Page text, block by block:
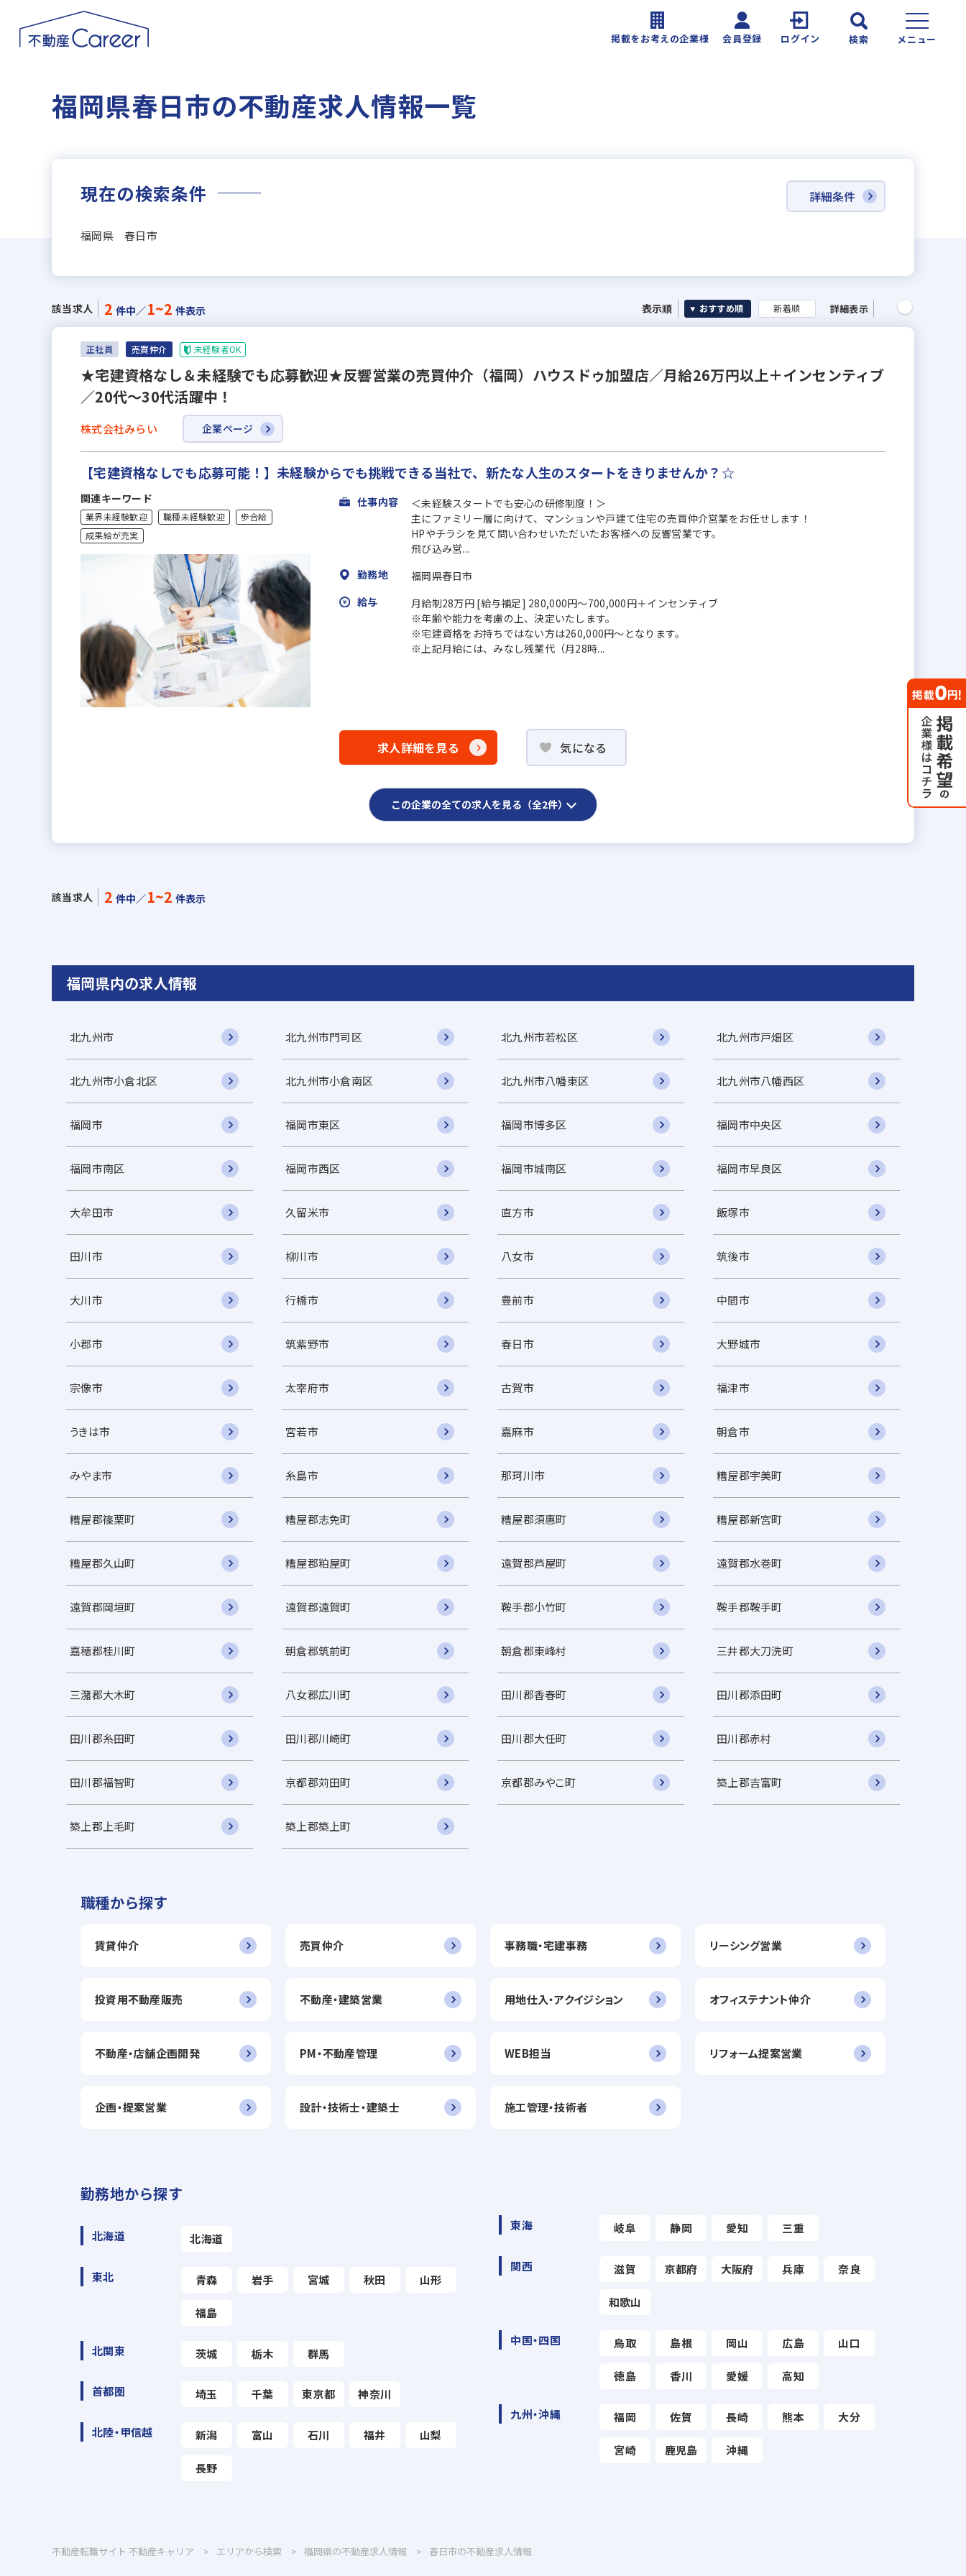
掲載をお考えの企業様 会員登録 ログイン 検索 メニュー
福岡県春日市の不動産求人情報一覧
現在の検索条件
福岡県 春日市
詳細条件
該当求人 2 件中／1~2 件表示 表示順 おすすめ順 新着順 詳細表示
正社員 売買仲介 未経験者OK
★宅建資格なし＆未経験でも応募歓迎★反響営業の売買仲介（福岡）ハウスドゥ加盟店／月給26万円以上＋インセンティブ
／20代～30代活躍中！
株式会社みらい 企業ページ
【宅建資格なしでも応募可能！】未経験からでも挑戦できる当社で、新たな人生のスタートをきりませんか？☆
関連キーワード
業界未経験歓迎 職種未経験歓迎
歩合給
成果給が充実
仕事内容
＜未経験スタートでも安心の研修制度！＞
主にファミリー層に向けて、マンションや戸建て住宅の売買仲介営業をお任せします！
HPやチラシを見て問い合わせいただいたお客様への反響営業です。
飛び込み営...
勤務地
福岡県春日市
給与
月給制28万円 [給与補足] 280,000円～700,000円＋インセンティブ
※年齢や能力を考慮の上、決定いたします。
※宅建資格をお持ちではない方は260,000円～となります。
※上記月給には、みなし残業代（月28時...
求人詳細を見る 気になる
この企業の全ての求人を見る（全2件）
該当求人 2 件中／1~2 件表示
福岡県内の求人情報
北九州市 北九州市門司区 北九州市若松区 北九州市戸畑区
北九州市小倉北区 北九州市小倉南区 北九州市八幡東区 北九州市八幡西区
福岡市 福岡市東区 福岡市博多区 福岡市中央区
福岡市南区 福岡市西区 福岡市城南区 福岡市早良区
大牟田市 久留米市 直方市 飯塚市
田川市 柳川市 八女市 筑後市
大川市 行橋市 豊前市 中間市
小郡市 筑紫野市 春日市 大野城市
宗像市 太宰府市 古賀市 福津市
うきは市 宮若市 嘉麻市 朝倉市
みやま市 糸島市 那珂川市 糟屋郡宇美町
糟屋郡篠栗町 糟屋郡志免町 糟屋郡須惠町 糟屋郡新宮町
糟屋郡久山町 糟屋郡粕屋町 遠賀郡芦屋町 遠賀郡水巻町
遠賀郡岡垣町 遠賀郡遠賀町 鞍手郡小竹町 鞍手郡鞍手町
嘉穂郡桂川町 朝倉郡筑前町 朝倉郡東峰村 三井郡大刀洗町
三潴郡大木町 八女郡広川町 田川郡香春町 田川郡添田町
田川郡糸田町 田川郡川崎町 田川郡大任町 田川郡赤村
田川郡福智町 京都郡苅田町 京都郡みやこ町 築上郡吉富町
築上郡上毛町 築上郡築上町
職種から探す
賃貸仲介 売買仲介 事務職・宅建事務 リーシング営業
投資用不動産販売 不動産・建築営業 用地仕入・アクイジション オフィステナント仲介
不動産・店舗企画開発 PM・不動産管理 WEB担当 リフォーム提案営業
企画・提案営業 設計・技術士・建築士 施工管理・技術者
勤務地から探す
北海道 北海道
東北 青森 岩手 宮城 秋田 山形
福島
北関東 茨城 栃木 群馬
首都圏 埼玉 千葉 東京都 神奈川
北陸・甲信越 新潟 富山 石川 福井 山梨
長野
東海 岐阜 静岡 愛知 三重
関西 滋賀 京都府 大阪府 兵庫 奈良
和歌山
中国・四国 鳥取 島根 岡山 広島 山口
徳島 香川 愛媛 高知
九州・沖縄 福岡 佐賀 長崎 熊本 大分
宮崎 鹿児島 沖縄
不動産転職サイト 不動産キャリア エリアから検索 福岡県の不動産求人情報 春日市の不動産求人情報